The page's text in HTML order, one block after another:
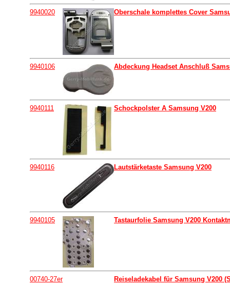
9940020 Oberschale komplettes Cover
9940106 Abdeckung Headset Anschluß
9940111 Schockpolster A Samsung V200
9940116 Lautstärketaste Samsung V200
9940105 Tastaurfolie Samsung V200
00740-27er
Reiseladekabel für Samsung V200